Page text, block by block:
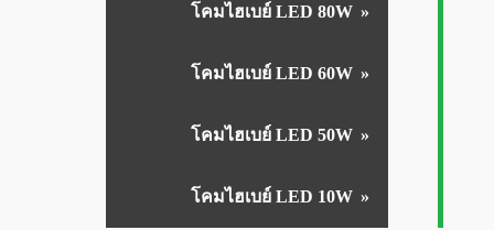
โคมไฮเบย์ LED 80W
โคมไฮเบย์ LED 60W
โคมไฮเบย์ LED 50W
โคมไฮเบย์ LED 10W